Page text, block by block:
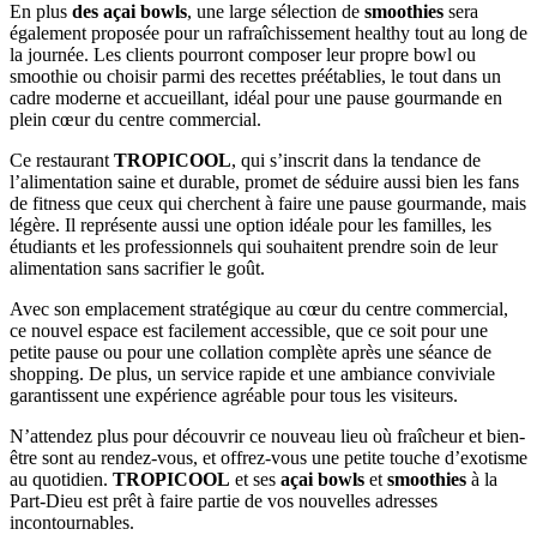
En plus des açai bowls, une large sélection de smoothies sera
également proposée pour un rafraîchissement healthy tout au long de
la journée. Les clients pourront composer leur propre bowl ou
smoothie ou choisir parmi des recettes préétablies, le tout dans un
cadre moderne et accueillant, idéal pour une pause gourmande en
plein cœur du centre commercial.
Ce restaurantTROPICOOL, qui s’inscrit dans la tendance de
l’alimentation saine et durable, promet de séduire aussi bien les fans
de fitness que ceux qui cherchent à faire une pause gourmande, mais
légère. Il représente aussi une option idéale pour les familles, les
étudiants et les professionnels qui souhaitent prendre soin de leur
alimentation sans sacrifier le goût.
Avec son emplacement stratégique au cœur du centre commercial,
ce nouvel espace est facilement accessible, que ce soit pour une
petite pause ou pour une collation complète après une séance de
shopping. De plus, un service rapide et une ambiance conviviale
garantissent une expérience agréable pour tous les visiteurs.
N’attendez plus pour découvrir ce nouveau lieu où fraîcheur et bien-
être sont au rendez-vous, et offrez-vous une petite touche d’exotisme
au quotidien. TROPICOOL et ses açai bowls etsmoothies à la
Part-Dieu est prêt à faire partie de vos nouvelles adresses
incontournables.